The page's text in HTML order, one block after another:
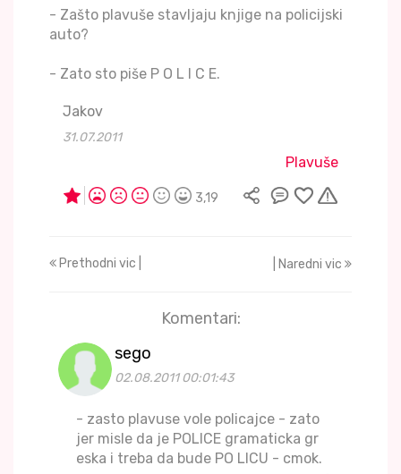
- Zašto plavuše stavljaju knjige na policijski
auto?
- Zato sto piše P O L I C E.
Jakov
31.07.2011
Plavuše
3,19
Prethodni vic | | Naredni vic
Komentari:
sego
02.08.2011 00:01:43
- zasto plavuse vole policajce - zato
jer misle da je POLICE gramaticka gr
eska i treba da bude PO LICU - cmok.